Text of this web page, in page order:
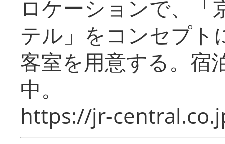
ロケーションで、「
テル」をコンセプト
客室を用意する。宿
中。
https://jr-